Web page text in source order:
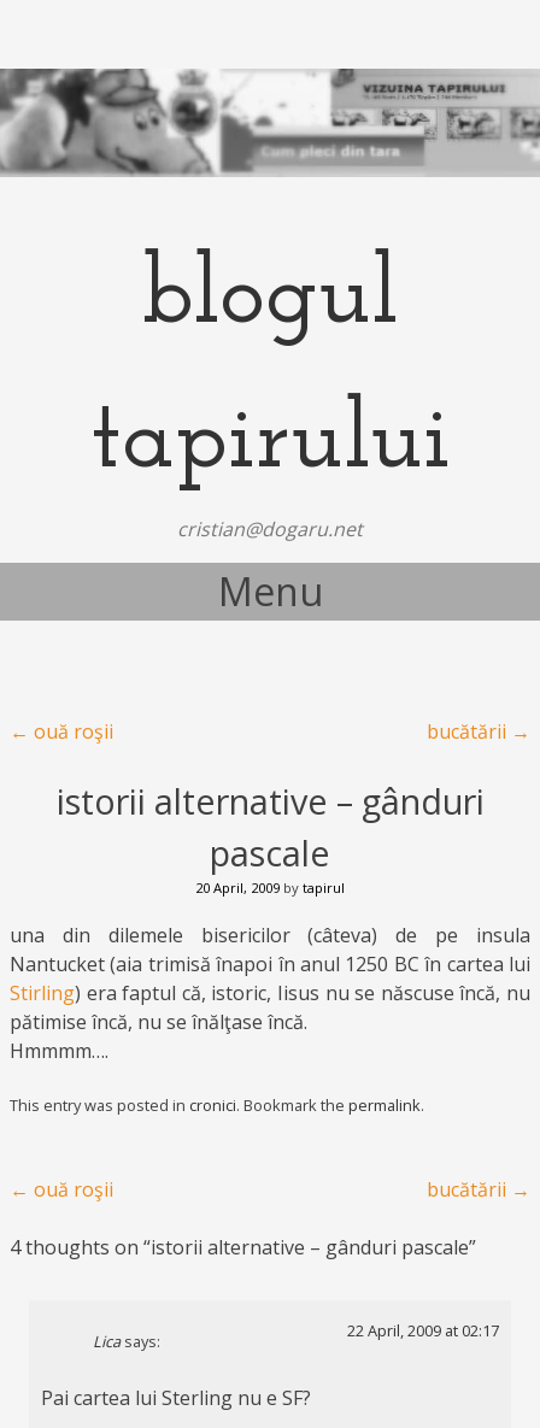
blogul
tapirului
cristian@dogaru.net
Menu
Post navigation
← ouă roşii bucătării →
istorii alternative – gânduri
pascale
20 April, 2009 by tapirul
una din dilemele bisericilor (câteva) de pe insula
Nantucket (aia trimisă înapoi în anul 1250 BC în cartea lui
Stirling) era faptul că, istoric, Iisus nu se născuse încă, nu
pătimise încă, nu se înălţase încă.
Hmmmm….
This entry was posted in cronici. Bookmark the permalink.
Post navigation
← ouă roşii bucătării →
4 thoughts on “istorii alternative – gânduri pascale”
Lica says:
22 April, 2009 at 02:17
Pai cartea lui Sterling nu e SF?